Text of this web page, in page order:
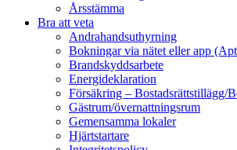
Årsstämma
Bra att veta
Andrahandsuthyrning
Bokningar via nätet eller app
Brandskyddsarbete
Energideklaration
Försäkring – Bostadsrättstillägg/
Gästrum/övernattningsrum
Gemensamma lokaler
Hjärtstartare